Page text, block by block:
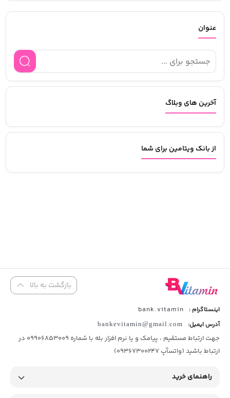
عنوان
آخرین های وبلاگ
از بانک ویتامین برای شما
بازگشت به بالا
اینستاگرام : bank.vitamin
آدرس ایمیل: bankevitamin@gmail.com
جهت ارتباط مستقیم ، پیامک و یا نرم افزار بله با شماره 09906853009 در
ارتباط باشید (واتسآپ 09367300247)
راهنمای خرید